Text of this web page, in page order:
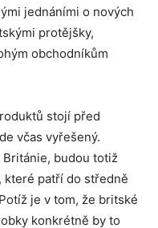
jednáními o nových
protějšky,
obchodníkům
stojí před
včas vyřešený.
budou totiž
které patří do středně
je v tom, že britské
konkrétně by to